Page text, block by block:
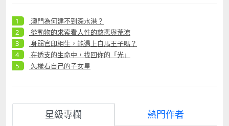
澳門為何建不到深水港？
從動物的求索看人性的慈悲與荒涼
身弱官印相生，能遇上白馬王子嗎？
在透支的生命中，找回你的「光」
怎樣看自己的子女星
星級專欄 熱門作者